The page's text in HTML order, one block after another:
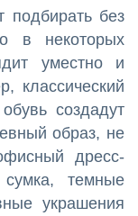
подбирать без
в некоторых
уместно и
классический
создадут
образ, не
дресс-
темные
украшения